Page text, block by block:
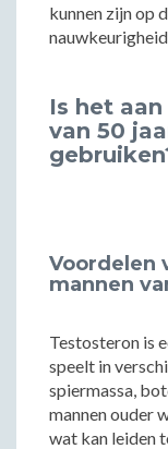
kunnen zijn op
Is het
van 50
Voordelen
mannen
Testosteron is
speelt in
spiermassa,
mannen ouder
wat kan leiden